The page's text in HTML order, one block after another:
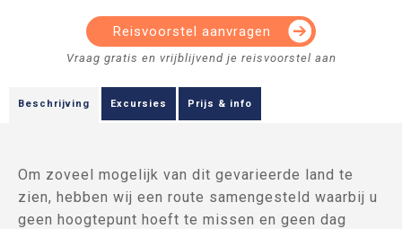
Reisvoorstel aanvragen
Beschrijving Excursies Prijs & info
Om zoveel mogelijk van dit gevarieerde land te
zien, hebben wij een route samengesteld waarbij u
geen hoogtepunt hoeft te missen en geen dag